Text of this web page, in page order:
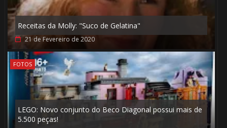
Receitas da Molly: "Suco de Gelatina"
21 de Fevereiro de 2020
FOTOS
LEGO: Novo conjunto do Beco Diagonal possui mais de
5.500 peças!
🎈
🎈